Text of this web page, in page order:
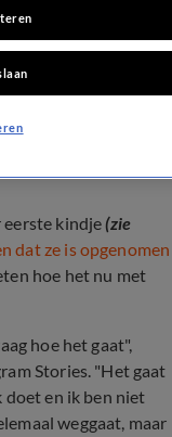
na heftig
eerste kindje(zie
dat ze is opgenomen
hoe het nu met
hoe het gaat",
Stories. "Het gaat
doet en ik ben niet
weggaat, maar